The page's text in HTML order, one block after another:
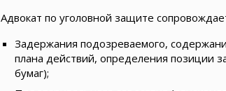
Адвокат по уголовной защите
Задержания подозреваемого,
плана действий, определения позиции
бумаг);